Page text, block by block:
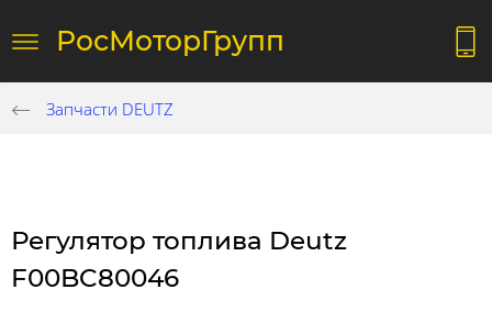
РосМоторГрупп
Запчасти DEUTZ
Регулятор топлива Deutz
F00BC80046